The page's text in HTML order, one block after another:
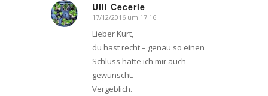
Ulli Cecerle
says:
17/12/2016 um 17:16
Lieber Kurt,
du hast recht – genau so einen
Schluss hätte ich mir auch
gewünscht.
Vergeblich.